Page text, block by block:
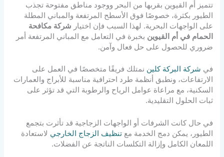
تتميز أم القيوين بقربها من البحر ووجود مناطق مفتوحة تجذب
الطيور بكثرة، خصوصًا فوق الأسطح المرتفعة والمباني المطلة
على الواجهات البحرية. لهذا السبب فإن اختيار شركة مكافحة
الحمام في أم القيوين بخبرة في التعامل مع المباني المرتفعة أمر
ضروري للحصول على حل فعال وآمن.
في شركة البركة كلين نمتلك فريقًا متخصصًا في العمل على
الارتفاعات، ونطبق أنظمة طرد احترافية مناسبة للأبراج والعمارات
السكنية، مع مراعاة عوامل الرياح والرطوبة التي قد تؤثر على
ثبات الحلول التقليدية.
في حال كانت الشرفات أو الواجهات الزجاجية قد تأثرت بتجمع
الطيور، يمكن دمج الخدمة معتنظيف الزجاج الخارجي لاستعادة
اللمعان الكامل وإزالة التكلسات الناتجة عن الفضلات.